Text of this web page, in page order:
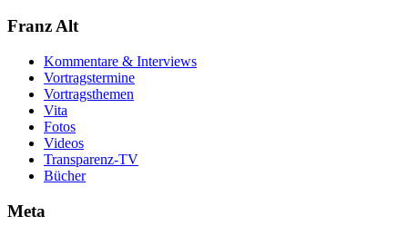
Franz Alt
Kommentare & Interviews
Vortragstermine
Vortragsthemen
Vita
Fotos
Videos
Transparenz-TV
Bücher
Meta